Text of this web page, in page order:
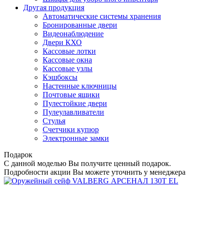
Другая продукция
Автоматические системы хранения
Бронированные двери
Видеонаблюдение
Двери КХО
Кассовые лотки
Кассовые окна
Кассовые узлы
Кэшбоксы
Настенные ключницы
Почтовые ящики
Пулестойкие двери
Пулеулавливатели
Стулья
Счетчики купюр
Электронные замки
Подарок
С данной моделью Вы получите ценный подарок.
Подробности акции Вы можете уточнить у менеджера